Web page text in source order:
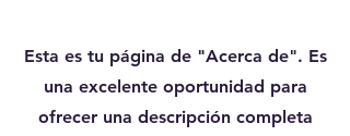
Esta es tu página de "Acerca de". Es
una excelente oportunidad para
ofrecer una descripción completa